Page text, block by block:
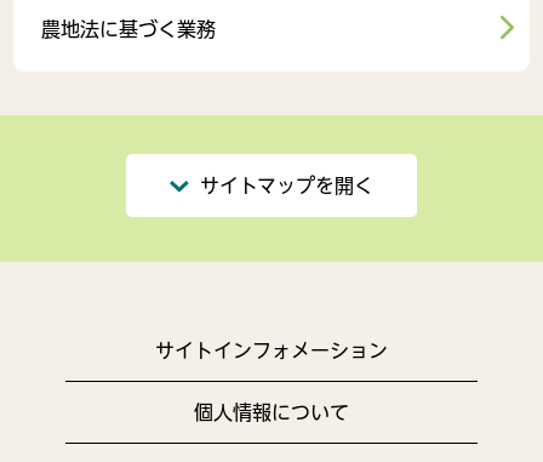
農地法に基づく業務
サイトマップを開く
サイトインフォメーション
個人情報について